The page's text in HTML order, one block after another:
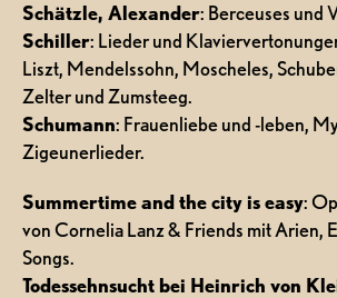
Schätzle, Alexander: Berceuses und
Schiller: Lieder und
Liszt, Mendelssohn, Moscheles,
Zelter und Zumsteeg.
Schumann: Frauenliebe und -leben,
Zigeunerlieder.
Summertime and the city is easy:
von Cornelia Lanz & Friends mit Arien,
Songs.
Todessehnsucht bei Heinrich von